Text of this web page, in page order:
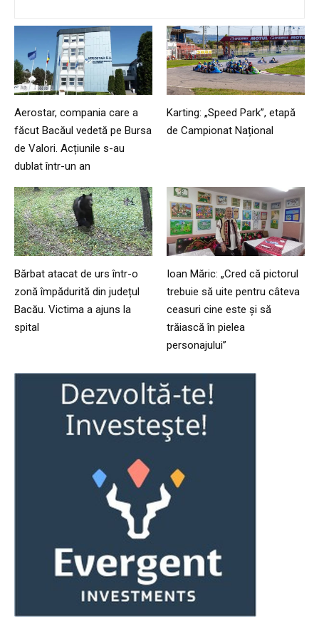
Aerostar, compania care a
făcut Bacăul vedetă pe Bursa
de Valori. Acțiunile s-au
dublat într-un an
Karting: „Speed Park”, etapă
de Campionat Național
Bărbat atacat de urs într-o
zonă împădurită din județul
Bacău. Victima a ajuns la
spital
Ioan Măric: „Cred că pictorul
trebuie să uite pentru câteva
ceasuri cine este și să
trăiască în pielea
personajului”